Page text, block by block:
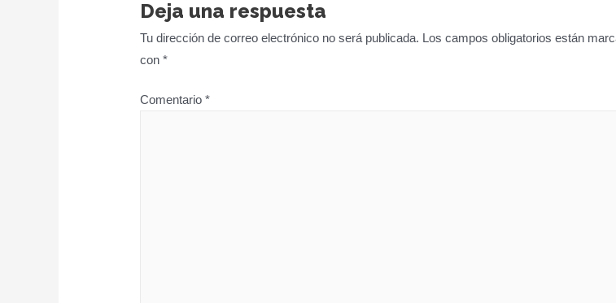
Deja una respuesta
Tu dirección de correo electrónico no será publicada. Los campos obligatorios están
con*
Comentario*